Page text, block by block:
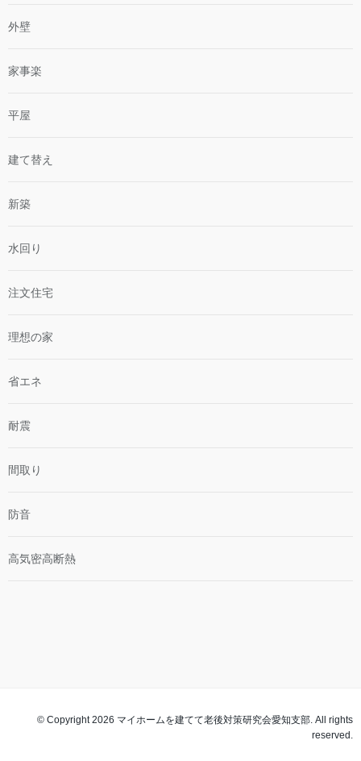
外壁
家事楽
平屋
建て替え
新築
水回り
注文住宅
理想の家
省エネ
耐震
間取り
防音
高気密高断熱
© Copyright 2026 マイホームを建てて老後対策研究会愛知支部. All rights
reserved.